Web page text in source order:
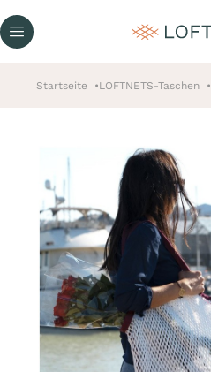
Startseite LOFTNETS-Taschen